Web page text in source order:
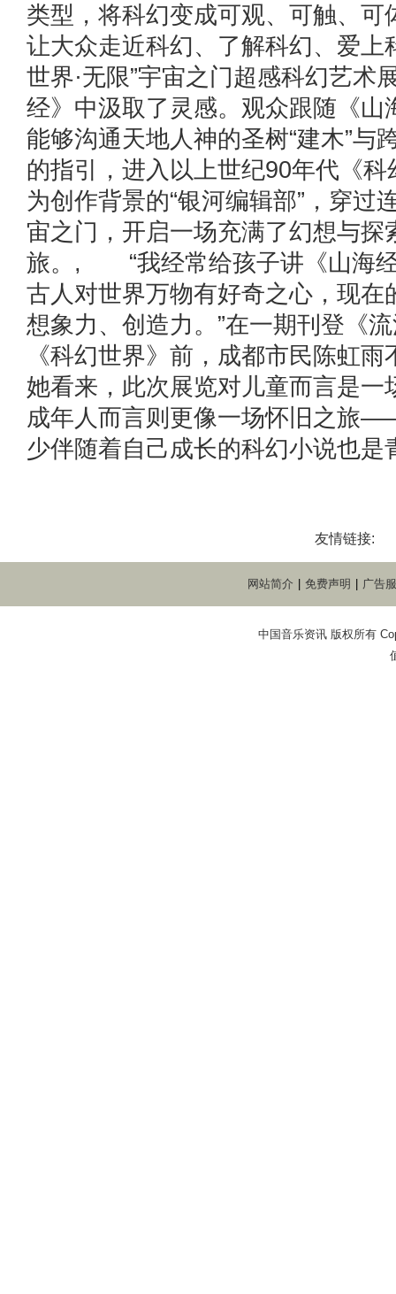
类型，将科幻变成可观、可触、可
让大众走近科幻、了解科幻、爱
世界·无限”宇宙之门超感科幻艺术
经》中汲取了灵感。观众跟随《山
能够沟通天地人神的圣树“建木”与
的指引，进入以上世纪90年代《
为创作背景的“银河编辑部”，穿过
宙之门，开启一场充满了幻想与探
旅。, “我经常给孩子讲《山海
古人对世界万物有好奇之心，现在
想象力、创造力。”在一期刊登《
《科幻世界》前，成都市民陈虹
她看来，此次展览对儿童而言是一
成年人而言则更像一场怀旧之旅
少伴随着自己成长的科幻小说也是
友情链接:
网站简介 免费声明 广告
中国音乐资讯 版权所有